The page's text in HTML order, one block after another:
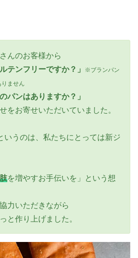
んのお客様から
テンフリーですか？」
※ブランパン
ません
パンはありますか？」
をお寄せいただいていました。
いうのは、私たちにとっては新ジ
を増やすお手伝いを」という想
力いただきながら
と作り上げました。